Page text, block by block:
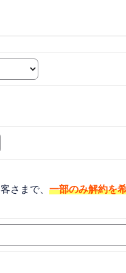
さまで、 一部のみ解約を